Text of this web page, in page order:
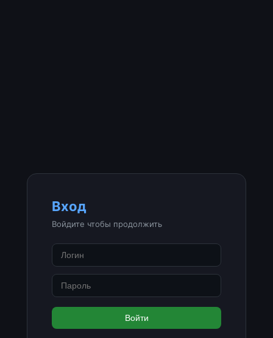
Вход
Войдите чтобы продолжить
Войти